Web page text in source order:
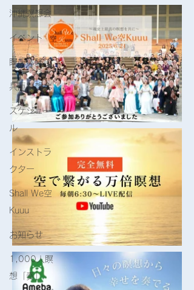
沖縄瞑想会
イベント
瞑想体験談
兵庫瞑想会
スケジュー
ル
インストラ
クター
Shall We空
Kuuu
お知らせ
1,000人瞑
想「奏」